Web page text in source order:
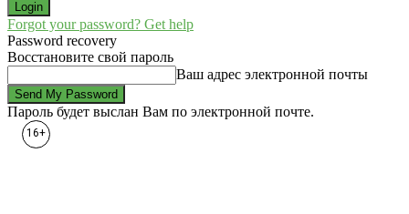
Forgot your password? Get help
Password recovery
Восстановите свой пароль
Ваш адрес электронной почты
Пароль будет выслан Вам по электронной почте.
16+